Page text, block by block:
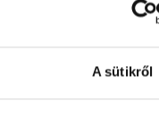
A sütikről